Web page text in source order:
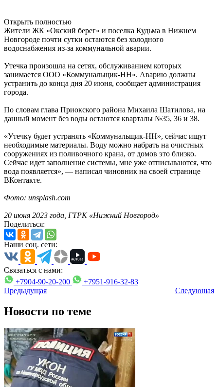
Открыть полностью
Жители ЖК «Окский берег» и поселка Кудьма в Нижнем
Новгороде почти сутки остаются без холодного
водоснабжения из-за коммунальной аварии.
Утечка произошла на сетях, обслуживанием которых
занимается ООО «Коммунальщик-НН». Аварию должны
устранить до конца дня 20 июня, сообщает администрация
города.
По словам глава Приокского района Михаила Шатилова, на
данный момент без воды остаются кварталы №35, 36 и 38.
«Утечку будет устранять «Коммунальщик-НН», сейчас ищут
необходимые материалы. Воду можно набрать на очистных
сооружениях из поливочного крана, от домов это близко.
Сейчас идет заполнение системы, мне уже отписываются, что
вода появляется», — написал чиновник на своей странице
ВКонтакте.
Фото: unsplash.com
20 июня 2023 года, ГТРК «Нижний Новгород»
Поделиться:
Наши соц. сети:
Связаться с нами:
+7904-90-20-200
+7951-916-32-83
Предыдущая
Следующая
Новости по теме